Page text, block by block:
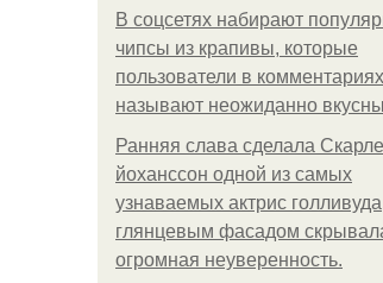
В соцсетях набирают
чипсы из крапивы, которые
пользователи в комментариях
называют неожиданно
Ранняя слава сделала
йоханссон одной из самых
узнаваемых актрис
глянцевым фасадом
огромная неуверенность.